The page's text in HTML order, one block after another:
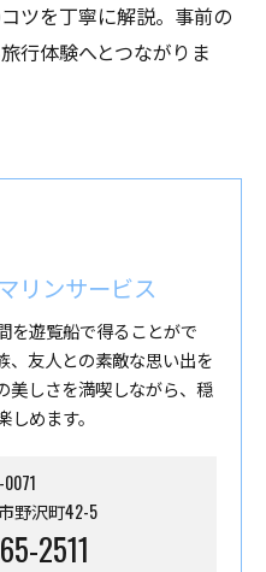
ツを丁寧に解説。事前の
行体験へとつながりま
リンサービス
を遊覧船で得ることがで
、友人との素敵な思い出を
美しさを満喫しながら、穏
めます。
野沢町42-5
2511